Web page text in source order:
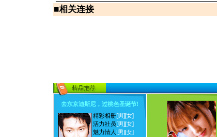
■相关连接
去东京迪斯尼，过桃色圣诞节!
精彩相册[男] [女]
活力社员 [男] [女]
魅力情人 [男] [女]